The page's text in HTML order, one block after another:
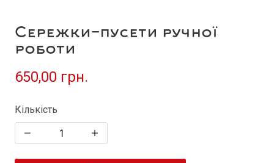
Сережки-пусети ручної
роботи
650,00 грн.
Кількість